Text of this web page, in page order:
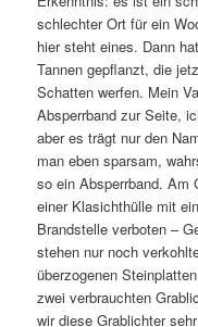
schlechter Ort für ein
hier steht eines. Dann
Tannen gepflanzt, die
Schatten werfen. Mein
Absperrband zur Seite,
aber es trägt nur den
man eben sparsam,
so ein Absperrband. Am
einer Klasichthülle mit
Brandstelle verboten –
stehen nur noch
überzogenen
zwei verbrauchten
wir diese Grablichter